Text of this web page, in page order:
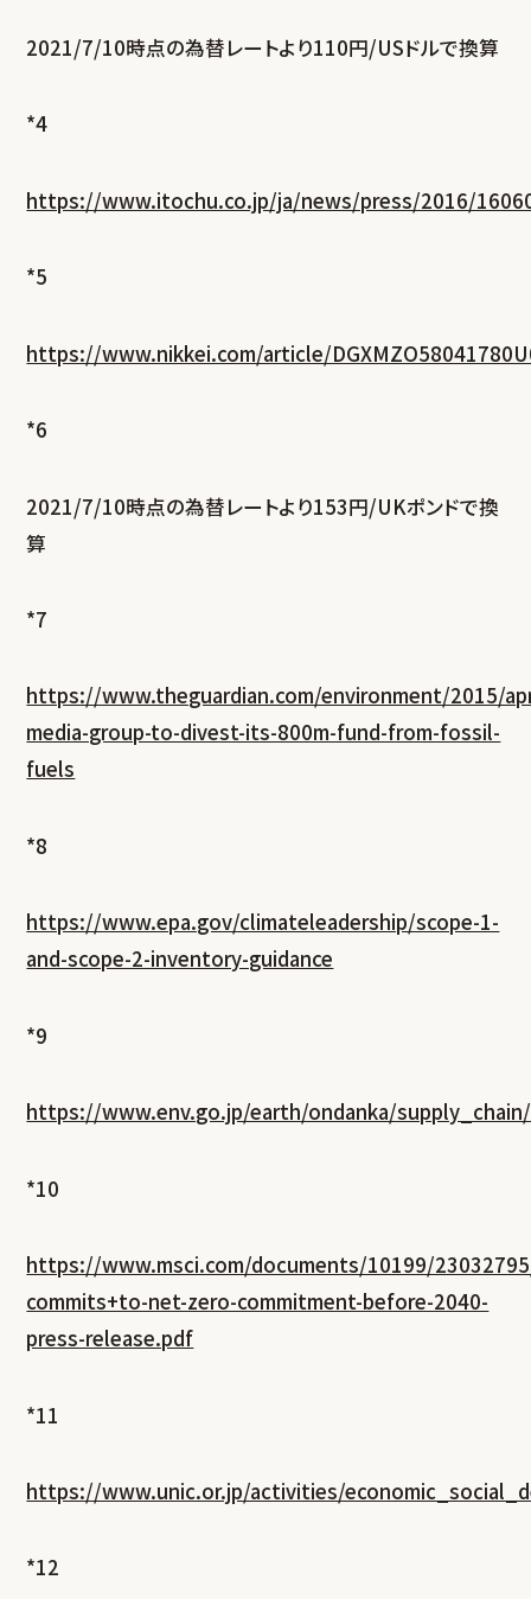
2021/7/10時点の為替レートより110円/USドルで換算
*4
https://www.itochu.co.jp/ja/news/press/2016/
*5
https://www.nikkei.com/article/
*6
2021/7/10時点の為替レートより153円/UKポンドで換
算
*7
https://www.theguardian.com/environment/2015/
media-group-to-divest-its-800m-fund-from-fossil-
fuels
*8
https://www.epa.gov/climateleadership/scope-1-
and-scope-2-inventory-guidance
*9
https://www.env.go.jp/earth/ondanka/
*10
https://www.msci.com/documents/10199/
commits+to-net-zero-commitment-before-2040-
press-release.pdf
*11
https://www.unic.or.jp/activities/
*12